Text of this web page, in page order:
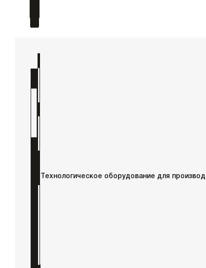
Технологическое оборудование для